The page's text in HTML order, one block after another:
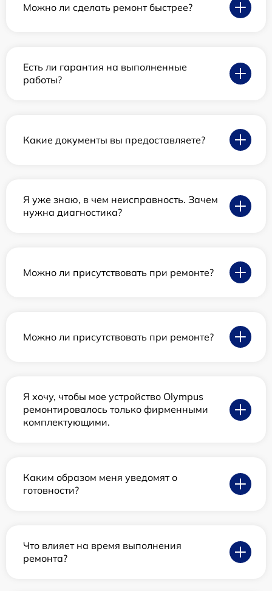
Можно ли сделать ремонт быстрее?
Есть ли гарантия на выполненные
работы?
Какие документы вы предоставляете?
Я уже знаю, в чем неисправность. Зачем
нужна диагностика?
Можно ли присутствовать при ремонте?
Можно ли присутствовать при ремонте?
Я хочу, чтобы мое устройство Olympus
ремонтировалось только фирменными
комплектующими.
Каким образом меня уведомят о
готовности?
Что влияет на время выполнения
ремонта?